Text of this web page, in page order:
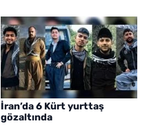
İran’da 6 Kürt yurttaş
gözaltında